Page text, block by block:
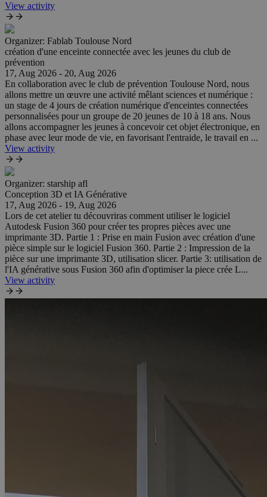
View activity
Organizer: Fablab Toulouse Nord
création d'une enceinte connectée avec les jeunes du club de
prévention
17, Aug 2026 - 20, Aug 2026
En collaboration avec le club de prévention Toulouse Nord, nous
allons mettre un œuvre une activité mêlant sciences et numérique :
un stage de 4 jours de création numérique d'enceintes connectées
personnalisées pour un groupe de 20 jeunes de 10 à 18 ans. Nous
allons accompagner les jeunes à concevoir cet objet électronique, en
phase avec leur mode de vie, en favorisant l'entraide, le travail en ...
View activity
Organizer: starship afl
Conception 3D et IA Générative
17, Aug 2026 - 19, Aug 2026
Lors de cet atelier tu découvriras comment utiliser le logiciel
Autodesk Fusion 360 pour créer tes propres pièces avec une
imprimante 3D. Partie 1 : Prise en main Fusion avec création d'une
pièce simple sur le logiciel Fusion 360. Partie 2 : Impression de la
pièce sur une imprimante 3D, utilisation slicer. Partie 3: utilisation de
l'IA générative sous Fusion 360 afin d'optimiser la piece crée L...
View activity